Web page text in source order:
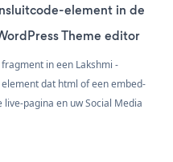
element in de
Theme editor
in een Lakshmi -
dat html of een embed-
pagina en uw Social Media